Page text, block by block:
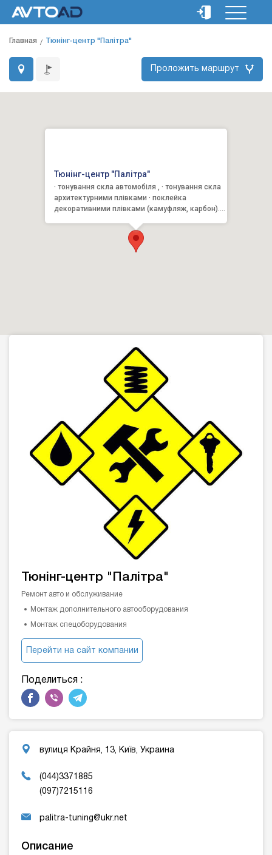
Главная Тюнінг-центр "Палітра"
Проложить маршрут
Тюнінг-центр "Палітра"
· тонування скла автомобіля , · тонування скла
архитектурними плівками · поклейка
декоративними плівками (камуфляж, карбон).
Тюнінг-центр "Палітра"
Ремонт авто и обслуживание
Монтаж дополнительного автооборудования
Монтаж спецоборудования
Перейти на сайт компании
Поделиться :
вулиця Крайня, 13, Київ, Украина
(044)3371885
(097)7215116
palitra-tuning@ukr.net
Описание